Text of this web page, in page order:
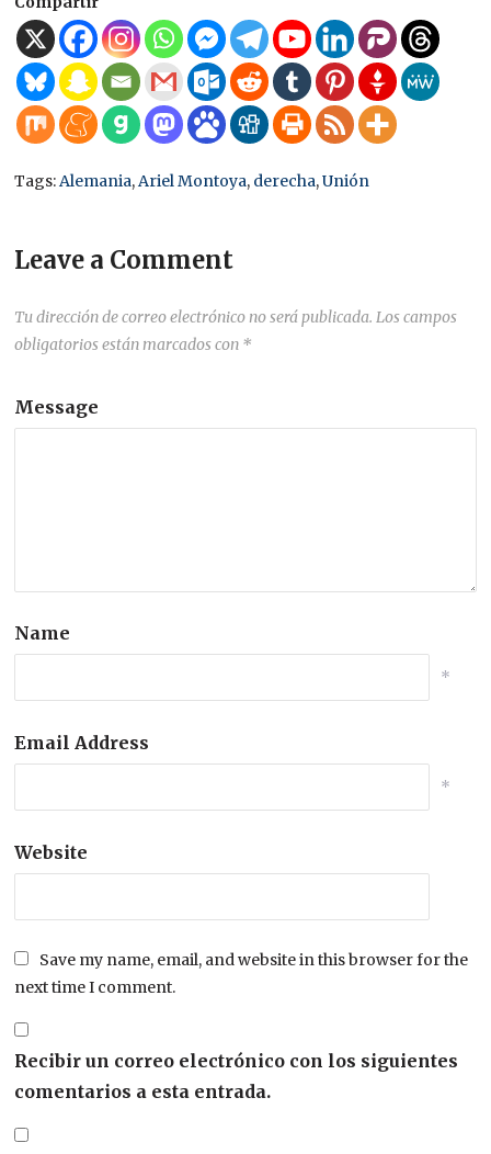
Tags:Alemania,Ariel Montoya, derecha,Unión
Leave a Comment
Tu dirección de correo electrónico no será publicada. Los campos
obligatorios están marcados con *
Message
Name
*
Email Address
*
Website
Save my name, email, and website in this browser for the
next time I comment.
Recibir un correo electrónico con los siguientes
comentarios a esta entrada.